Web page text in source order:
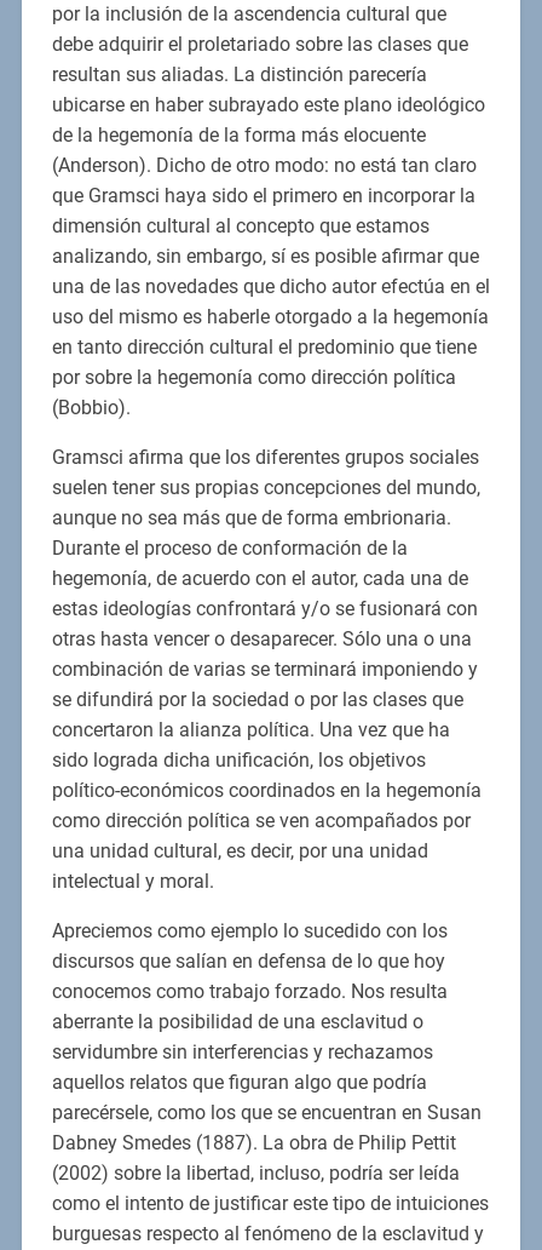
por la inclusión de la ascendencia cultural que
debe adquirir el proletariado sobre las clases que
resultan sus aliadas. La distinción parecería
ubicarse en haber subrayado este plano ideológico
de la hegemonía de la forma más elocuente
(Anderson). Dicho de otro modo: no está tan claro
que Gramsci haya sido el primero en incorporar la
dimensión cultural al concepto que estamos
analizando, sin embargo, sí es posible afirmar que
una de las novedades que dicho autor efectúa en el
uso del mismo es haberle otorgado a la hegemonía
en tanto dirección cultural el predominio que tiene
por sobre la hegemonía como dirección política
(Bobbio).
Gramsci afirma que los diferentes grupos sociales
suelen tener sus propias concepciones del mundo,
aunque no sea más que de forma embrionaria.
Durante el proceso de conformación de la
hegemonía, de acuerdo con el autor, cada una de
estas ideologías confrontará y/o se fusionará con
otras hasta vencer o desaparecer. Sólo una o una
combinación de varias se terminará imponiendo y
se difundirá por la sociedad o por las clases que
concertaron la alianza política. Una vez que ha
sido lograda dicha unificación, los objetivos
político-económicos coordinados en la hegemonía
como dirección política se ven acompañados por
una unidad cultural, es decir, por una unidad
intelectual y moral.
Apreciemos como ejemplo lo sucedido con los
discursos que salían en defensa de lo que hoy
conocemos como trabajo forzado. Nos resulta
aberrante la posibilidad de una esclavitud o
servidumbre sin interferencias y rechazamos
aquellos relatos que figuran algo que podría
parecérsele, como los que se encuentran en Susan
Dabney Smedes (1887). La obra de Philip Pettit
(2002) sobre la libertad, incluso, podría ser leída
como el intento de justificar este tipo de intuiciones
burguesas respecto al fenómeno de la esclavitud y